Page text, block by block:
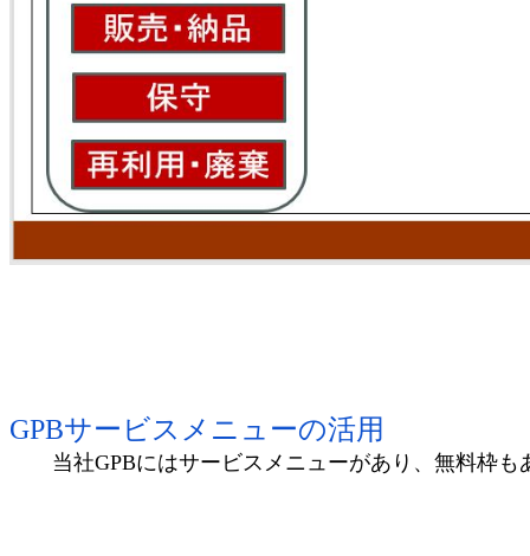
GPBサービスメニューの活用
当社GPBにはサービスメニューがあり、無料枠も